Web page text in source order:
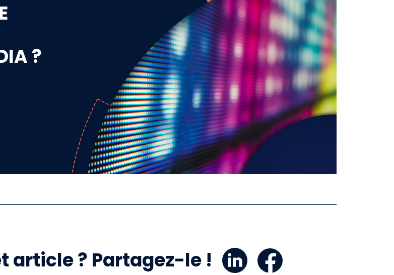
?
article ? Partagez-le !